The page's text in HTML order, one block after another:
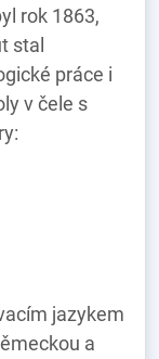
rok 1863,
stal
práce i
v čele s
jazykem
a